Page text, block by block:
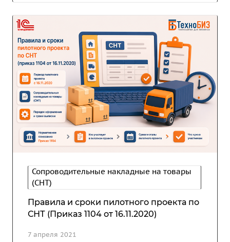
Сопроводительные накладные на товары
(СНТ)
7 апреля 2021
Правила и сроки пилотного проекта по
СНТ (Приказ 1104 от 16.11.2020)